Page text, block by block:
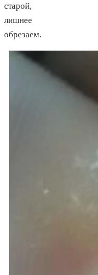
старой,
лишнее
обрезаем.